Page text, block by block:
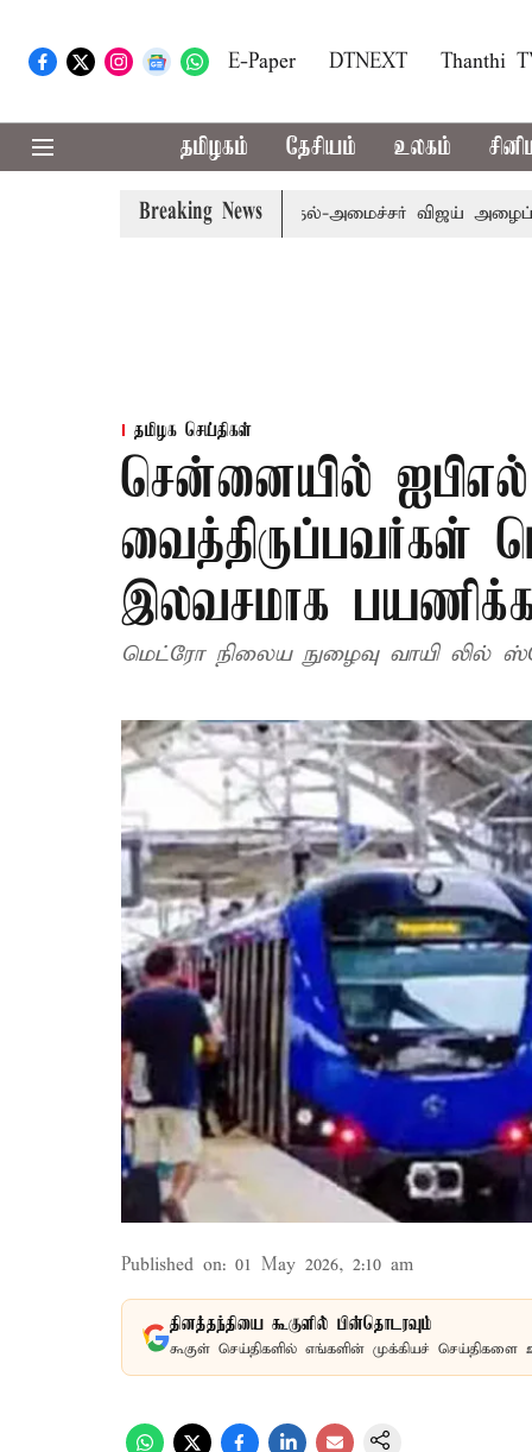
E-Paper DTNEXT Thanthi
தமிழகம் தேசியம் உலகம்
Breaking News
கூட்டத்துக்கு முதல்-அமைச்சர் விஜய் அழைப்பு
தமிழக செய்திகள்
சென்னையில்
வைத்திருப்பவர்கள்
இலவசமாக
மெட்ரோ நிலைய நுழைவு வாயி லில்
Published on: 01 May 2026, 2:10 am
தினத்தந்தியை கூகுளில் பின்தொடரவும்
கூகுள் செய்திகளில் எங்களின் முக்கியச் செய்திகளை